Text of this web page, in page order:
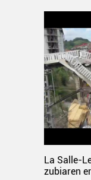
La Salle-
zubiaren